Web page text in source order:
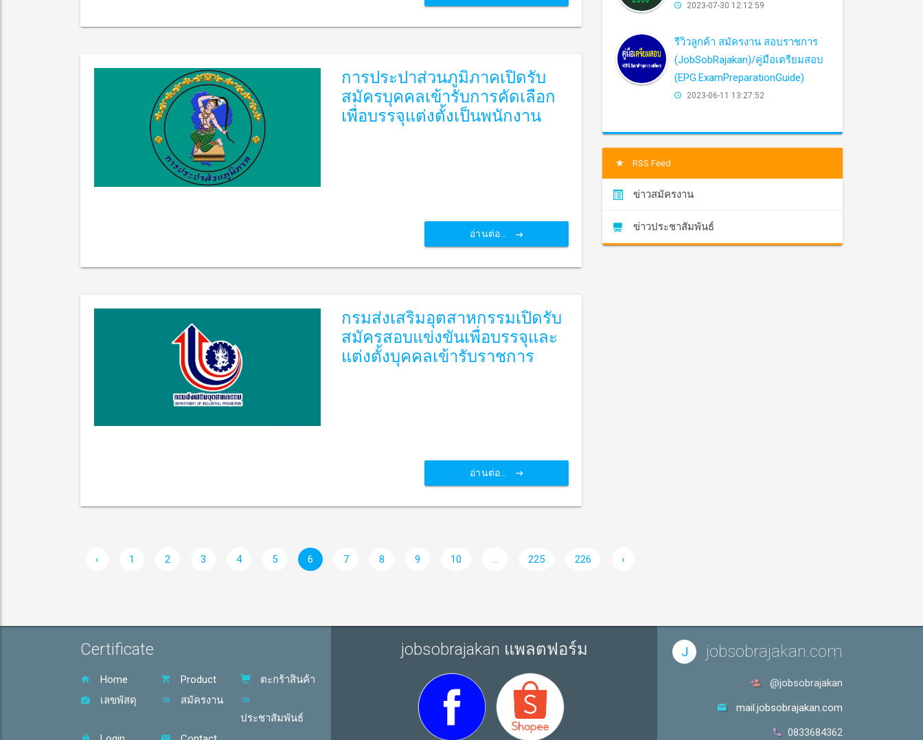
การประปาส่วนภูมิภาคเปิดรับ
สมัครบุคคลเข้ารับการคัดเลือก
เพื่อบรรจุแต่งตั้งเป็นพนักงาน
อ่านต่อ...
กรมส่งเสริมอุตสาหกรรมเปิดรับ
สมัครสอบแข่งขันเพื่อบรรจุและ
แต่งตั้งบุคคลเข้ารับราชการ
อ่านต่อ...
‹ 1 2 3 4 5 6 7 8 9 10 ... 225 226 ›
2023-07-30 12:12:59
รีวิวลูกค้า สมัครงาน สอบราชการ
(JobSobRajakan)/คู่มือเตรียมสอบ
(EPG.ExamPreparationGuide)
2023-06-11 13:27:52
RSS Feed
ข่าวสมัครงาน
ข่าวประชาสัมพันธ์
Certificate
Home Product
ตะกร้าสินค้า
เลขพัสดุ
สมัครงาน
ประชาสัมพันธ์
jobsobrajakan แพลตฟอร์ม J jobsobrajakan.com
@jobsobrajakan
mail.jobsobrajakan.com
0833684362